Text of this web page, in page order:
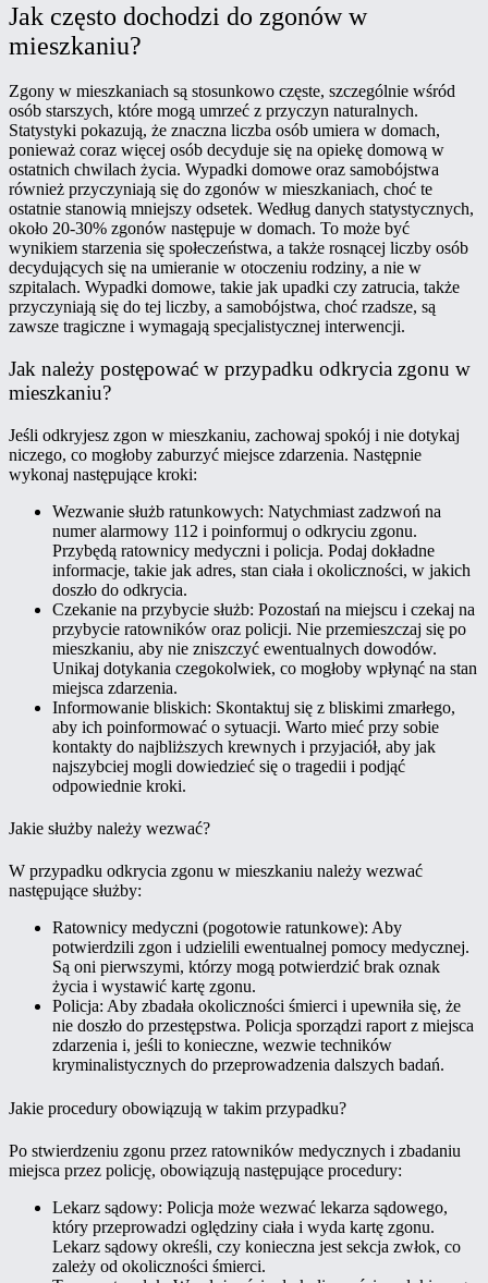
Jak często dochodzi do zgonów w
mieszkaniu?
Zgony w mieszkaniach są stosunkowo częste, szczególnie wśród
osób starszych, które mogą umrzeć z przyczyn naturalnych.
Statystyki pokazują, że znaczna liczba osób umiera w domach,
ponieważ coraz więcej osób decyduje się na opiekę domową w
ostatnich chwilach życia. Wypadki domowe oraz samobójstwa
również przyczyniają się do zgonów w mieszkaniach, choć te
ostatnie stanowią mniejszy odsetek. Według danych statystycznych,
około 20-30% zgonów następuje w domach. To może być
wynikiem starzenia się społeczeństwa, a także rosnącej liczby osób
decydujących się na umieranie w otoczeniu rodziny, a nie w
szpitalach. Wypadki domowe, takie jak upadki czy zatrucia, także
przyczyniają się do tej liczby, a samobójstwa, choć rzadsze, są
zawsze tragiczne i wymagają specjalistycznej interwencji.
Jak należy postępować w przypadku odkrycia zgonu w
mieszkaniu?
Jeśli odkryjesz zgon w mieszkaniu, zachowaj spokój i nie dotykaj
niczego, co mogłoby zaburzyć miejsce zdarzenia. Następnie
wykonaj następujące kroki:
Wezwanie służb ratunkowych: Natychmiast zadzwoń na
numer alarmowy 112 i poinformuj o odkryciu zgonu.
Przybędą ratownicy medyczni i policja. Podaj dokładne
informacje, takie jak adres, stan ciała i okoliczności, w jakich
doszło do odkrycia.
Czekanie na przybycie służb: Pozostań na miejscu i czekaj na
przybycie ratowników oraz policji. Nie przemieszczaj się po
mieszkaniu, aby nie zniszczyć ewentualnych dowodów.
Unikaj dotykania czegokolwiek, co mogłoby wpłynąć na stan
miejsca zdarzenia.
Informowanie bliskich: Skontaktuj się z bliskimi zmarłego,
aby ich poinformować o sytuacji. Warto mieć przy sobie
kontakty do najbliższych krewnych i przyjaciół, aby jak
najszybciej mogli dowiedzieć się o tragedii i podjąć
odpowiednie kroki.
Jakie służby należy wezwać?
W przypadku odkrycia zgonu w mieszkaniu należy wezwać
następujące służby:
Ratownicy medyczni (pogotowie ratunkowe): Aby
potwierdzili zgon i udzielili ewentualnej pomocy medycznej.
Są oni pierwszymi, którzy mogą potwierdzić brak oznak
życia i wystawić kartę zgonu.
Policja: Aby zbadała okoliczności śmierci i upewniła się, że
nie doszło do przestępstwa. Policja sporządzi raport z miejsca
zdarzenia i, jeśli to konieczne, wezwie techników
kryminalistycznych do przeprowadzenia dalszych badań.
Jakie procedury obowiązują w takim przypadku?
Po stwierdzeniu zgonu przez ratowników medycznych i zbadaniu
miejsca przez policję, obowiązują następujące procedury:
Lekarz sądowy: Policja może wezwać lekarza sądowego,
który przeprowadzi oględziny ciała i wyda kartę zgonu.
Lekarz sądowy określi, czy konieczna jest sekcja zwłok, co
zależy od okoliczności śmierci.